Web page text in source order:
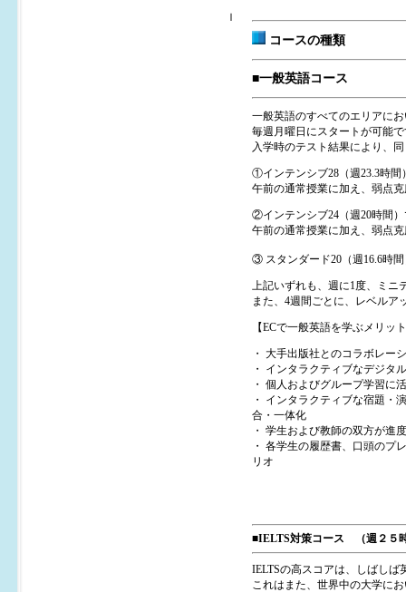
ｌ
コースの種類
■一般英語コース
一般英語のすべてのエリアに
毎週月曜日にスタートが可能
入学時のテスト結果により、
①インテンシブ28（週23.3時間
午前の通常授業に加え、弱点
②インテンシブ24（週20時間
午前の通常授業に加え、弱点
③ スタンダード20（週16.6時
上記いずれも、週に1度、ミニ
また、4週間ごとに、レベルア
【ECで一般英語を学ぶメリッ
・ 大手出版社とのコラボレー
・ インタラクティブなデジタ
・ 個人およびグループ学習に
・ インタラクティブな宿題・
合・一体化
・ 学生および教師の双方が進
・ 各学生の履歴書、口頭のプ
リオ
■IELTS対策コース （週２５
IELTSの高スコアは、しばし
これはまた、世界中の大学に